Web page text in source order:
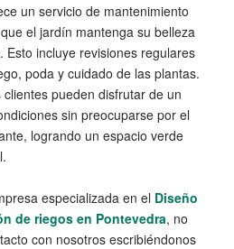
un servicio de mantenimiento
el jardín mantenga su belleza
Esto incluye revisiones regulares
poda y cuidado de las plantas.
pueden disfrutar de un
sin preocuparse por el
logrando un espacio verde
especializada en el Diseño
de riegos en Pontevedra, no
con nosotros escribiéndonos